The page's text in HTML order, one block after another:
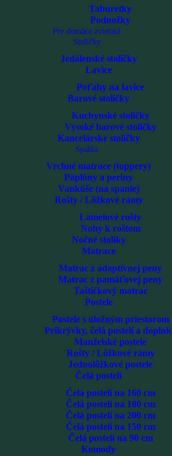
Taburetky
Podnožky
Pre domáce zvieratá
Stoličky
Jedálenské stoličky
Lavice
Poťahy na lavice
Barové stoličky
Kuchynské stoličky
Vysoké barové stoličky
Kancelárske stoličky
Spálňa
Vrchné matrace (toppery)
Paplóny a periny
Vankúše (na spanie)
Rošty / Lôžkové rámy
Lamelové rošty
Nohy k roštom
Nočné stolíky
Matrace
Matrac z adaptívnej peny
Matrac z pamäťovej peny
Taštičkový matrac
Postele
Postele s úložným priestorom
Prikrývky, čelá postelí a
Manželské postele
Rošty / Lôžkové rámy
Jednolôžkové postele
Čelá postelí
Čelá postelí na 160 cm
Čelá postelí na 180 cm
Čelá postelí na 200 cm
Čelá postelí na 150 cm
Čelá postelí na 90 cm
Komody